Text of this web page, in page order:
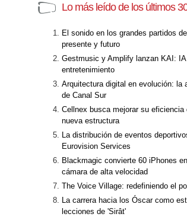
Lo más leído de los últimos
El sonido en los grandes partidos
presente y futuro
Gestmusic y Amplify lanzan KAI: IA
entretenimiento
Arquitectura digital en evolución: la
de Canal Sur
Cellnex busca mejorar su eficiencia
nueva estructura
La distribución de eventos
Eurovision Services
Blackmagic convierte 60 iPhones
cámara de alta velocidad
The Voice Village: redefiniendo el
La carrera hacia los Óscar como
lecciones de 'Sirât'